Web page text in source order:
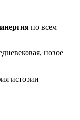
по всем
новое
истории